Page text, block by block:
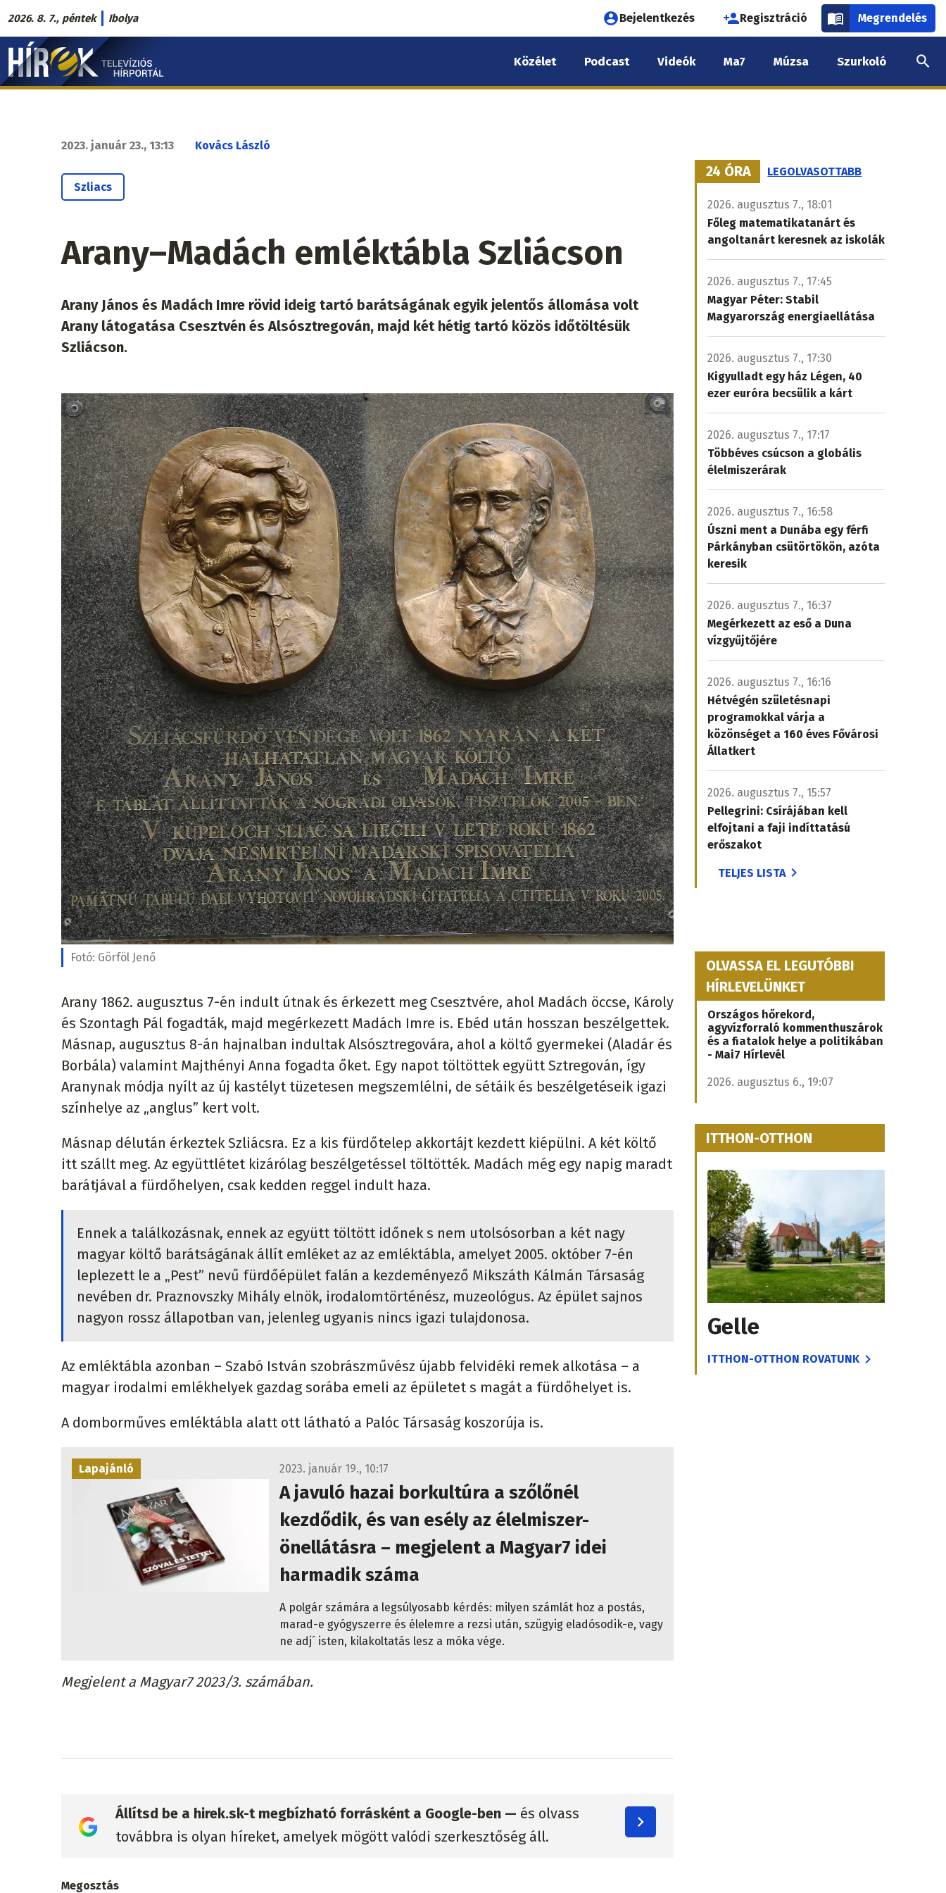
Ugrás
a
tartalomra
2026. 8. 7., péntek Ibolya
Felhasználói
fiók
menüje
Bejelentkezés Regisztráció Megrendelés
Hírek.sk
fő
Közélet Podcast Videók Ma7 Múzsa Szurkoló
2023. január 23., 13:13 Kovács László
Szliacs
Arany–Madách emléktábla Szliácson
Arany János és Madách Imre rövid ideig tartó barátságának egyik jelentős állomása volt
Arany látogatása Csesztvén és Alsósztregován, majd két hétig tartó közös időtöltésük
Szliácson.
Fotó: Görföl Jenő
Arany 1862. augusztus 7-én indult útnak és érkezett meg Csesztvére, ahol Madách öccse, Károly
és Szontagh Pál fogadták, majd megérkezett Madách Imre is. Ebéd után hosszan beszélgettek.
Másnap, augusztus 8-án hajnalban indultak Alsósztregovára, ahol a költő gyermekei (Aladár és
Borbála) valamint Majthényi Anna fogadta őket. Egy napot töltöttek együtt Sztregován, így
Aranynak módja nyílt az új kastélyt tüzetesen megszemlélni, de sétáik és beszélgetéseik igazi
színhelye az „anglus” kert volt.
Másnap délután érkeztek Szliácsra. Ez a kis fürdőtelep akkortájt kezdett kiépülni. A két költő
itt szállt meg. Az együttlétet kizárólag beszélgetéssel töltötték. Madách még egy napig maradt
barátjával a fürdőhelyen, csak kedden reggel indult haza.
Ennek a találkozásnak, ennek az együtt töltött időnek s nem utolsósorban a két nagy
magyar költő barátságának állít emléket az az emléktábla, amelyet 2005. október 7-én
leplezett le a „Pest” nevű fürdőépület falán a kezdeményező Mikszáth Kálmán Társaság
nevében dr. Praznovszky Mihály elnök, irodalomtörténész, muzeológus. Az épület sajnos
nagyon rossz állapotban van, jelenleg ugyanis nincs igazi tulajdonosa.
Az emléktábla azonban – Szabó István szobrászművész újabb felvidéki remek alkotása – a
magyar irodalmi emlékhelyek gazdag sorába emeli az épületet s magát a fürdőhelyet is.
A domborműves emléktábla alatt ott látható a Palóc Társaság koszorúja is.
Lapajánló 2023. január 19., 10:17
A javuló hazai borkultúra a szőlőnél
kezdődik, és van esély az élelmiszer-
önellátásra – megjelent a Magyar7 idei
harmadik száma
A polgár számára a legsúlyosabb kérdés: milyen számlát hoz a postás,
marad-e gyógyszerre és élelemre a rezsi után, szügyig eladósodik-e, vagy
ne adj´ isten, kilakoltatás lesz a móka vége.
Megjelent a Magyar7 2023/3. számában.
Állítsd be a hirek.sk-t megbízható forrásként a Google-ben — és olvass
továbbra is olyan híreket, amelyek mögött valódi szerkesztőség áll.
Megosztás
24 ÓRA LEGOLVASOTTABB
2026. augusztus 7., 18:01
Főleg matematikatanárt és
angoltanárt keresnek az iskolák
2026. augusztus 7., 17:45
Magyar Péter: Stabil
Magyarország energiaellátása
2026. augusztus 7., 17:30
Kigyulladt egy ház Légen, 40
ezer euróra becsülik a kárt
2026. augusztus 7., 17:17
Többéves csúcson a globális
élelmiszerárak
2026. augusztus 7., 16:58
Úszni ment a Dunába egy férfi
Párkányban csütörtökön, azóta
keresik
2026. augusztus 7., 16:37
Megérkezett az eső a Duna
vízgyűjtőjére
2026. augusztus 7., 16:16
Hétvégén születésnapi
programokkal várja a
közönséget a 160 éves Fővárosi
Állatkert
2026. augusztus 7., 15:57
Pellegrini: Csírájában kell
elfojtani a faji indíttatású
erőszakot
TELJES LISTA
OLVASSA EL LEGUTÓBBI
HÍRLEVELÜNKET
Országos hőrekord,
agyvízforraló kommenthuszárok
és a fiatalok helye a politikában
- Mai7 Hírlevél
2026. augusztus 6., 19:07
ITTHON-OTTHON
Gelle
ITTHON-OTTHON ROVATUNK